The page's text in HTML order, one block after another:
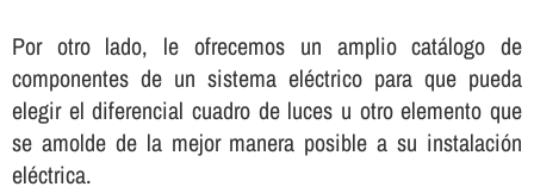
Por otro lado, le ofrecemos un amplio catálogo de
componentes de un sistema eléctrico para que pueda
elegir el diferencial cuadro de luces u otro elemento que
se amolde de la mejor manera posible a su instalación
eléctrica.